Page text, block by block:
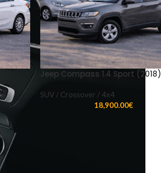
Jeep Compass 1.4 Sport (2018)
SUV / Crossover / 4x4
18,900.00€